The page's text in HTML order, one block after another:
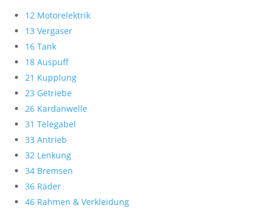
12 Motorelektrik
13 Vergaser
16 Tank
18 Auspuff
21 Kupplung
23 Getriebe
26 Kardanwelle
31 Telegabel
33 Antrieb
32 Lenkung
34 Bremsen
36 Räder
46 Rahmen & Verkleidung